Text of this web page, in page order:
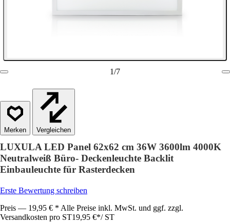
1/7
Vergleichen
LUXULA LED Panel 62x62 cm 36W 3600lm 4000K
Neutralweiß Büro- Deckenleuchte Backlit
Einbauleuchte für Rasterdecken
Erste Bewertung schreiben
Preis — 19,95 € * Alle Preise inkl. MwSt. und ggf. zzgl.
Versandkosten pro ST19,95 €*/ ST